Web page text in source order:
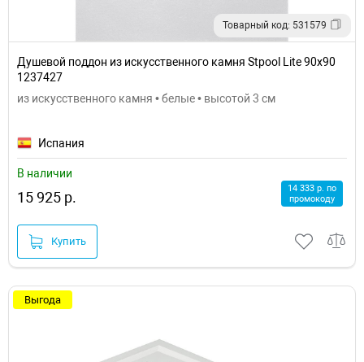
Товарный код: 531579
Душевой поддон из искусственного камня Stpool Lite 90х90
1237427
из искусственного камня • белые • высотой 3 см
Испания
В наличии
15 925 р.
14 333 р. по
промокоду
Купить
Выгода